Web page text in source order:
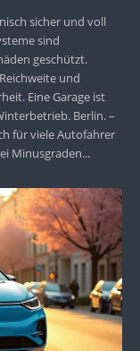
sicher und voll
sind
geschützt.
und
Eine Garage ist
Berlin. –
für viele Autofahrer
Minusgraden...